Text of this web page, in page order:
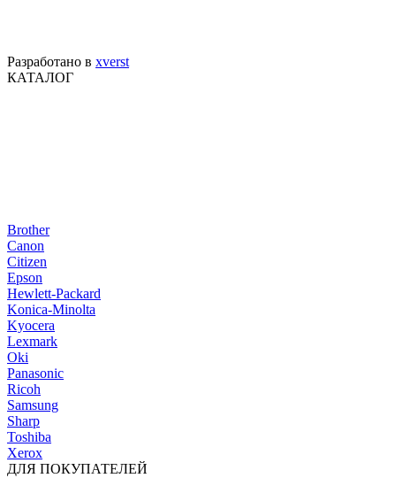
Разработано в xverst
КАТАЛОГ
Brother
Canon
Citizen
Epson
Hewlett-Packard
Konica-Minolta
Kyocera
Lexmark
Oki
Panasonic
Ricoh
Samsung
Sharp
Toshiba
Xerox
ДЛЯ ПОКУПАТЕЛЕЙ